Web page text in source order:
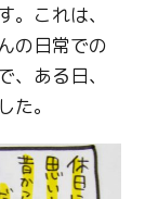
これは、
の日常での
ある日、
。